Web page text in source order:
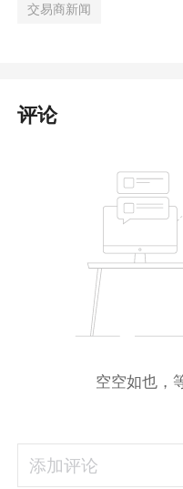
交易商新闻
评论
空空如也，